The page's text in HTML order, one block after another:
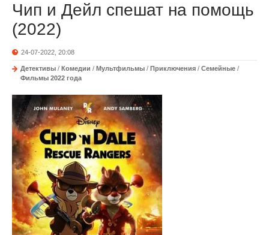
Чип и Дейл спешат на помощь
(2022)
24-07-2022, 20:08
Детективы / Комедии / Мультфильмы / Приключения / Семейные /
Фильмы 2022 года